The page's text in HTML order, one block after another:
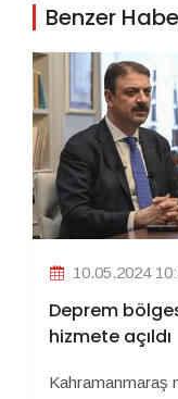
Benzer
10.05.2024
Deprem
hizmete açıldı
Kahramanmaraş